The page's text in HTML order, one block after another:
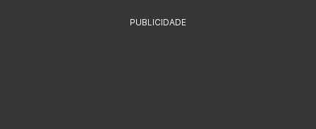
PUBLICIDADE